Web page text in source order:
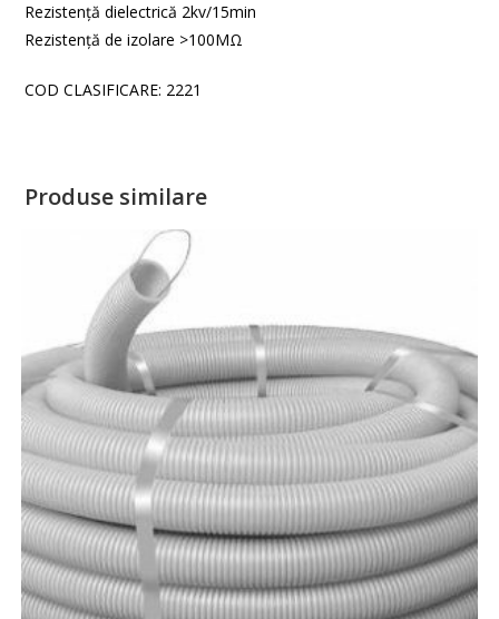
Rezistenţă dielectrică 2kv/15min
Rezistenţă de izolare >100ΜΩ
COD CLASIFICARE: 2221
Produse similare